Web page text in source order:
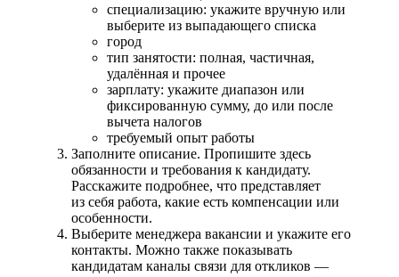
специализацию: укажите вручную или
выберите из выпадающего списка
город
тип занятости: полная, частичная,
удалённая и прочее
зарплату: укажите диапазон или
фиксированную сумму, до или после
вычета налогов
требуемый опыт работы
Заполните описание. Пропишите здесь
обязанности и требования к кандидату.
Расскажите подробнее, что представляет
из себя работа, какие есть компенсации или
особенности.
Выберите менеджера вакансии и укажите его
контакты. Можно также показывать
кандидатам каналы связи для откликов —